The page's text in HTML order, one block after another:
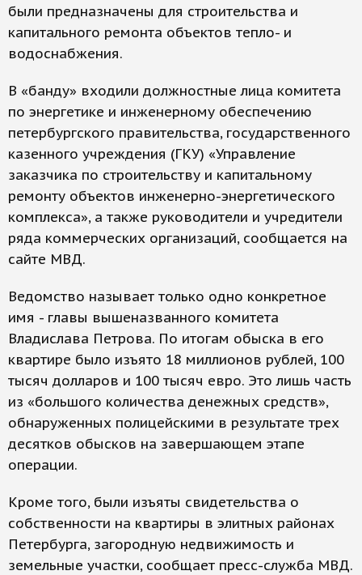
были предназначены для строительства и
капитального ремонта объектов тепло- и
водоснабжения.
В «банду» входили должностные лица комитета
по энергетике и инженерному обеспечению
петербургского правительства, государственного
казенного учреждения (ГКУ) «Управление
заказчика по строительству и капитальному
ремонту объектов инженерно-энергетического
комплекса», а также руководители и учредители
ряда коммерческих организаций, сообщается на
сайте МВД.
Ведомство называет только одно конкретное
имя - главы вышеназванного комитета
Владислава Петрова. По итогам обыска в его
квартире было изъято 18 миллионов рублей, 100
тысяч долларов и 100 тысяч евро. Это лишь часть
из «большого количества денежных средств»,
обнаруженных полицейскими в результате трех
десятков обысков на завершающем этапе
операции.
Кроме того, были изъяты свидетельства о
собственности на квартиры в элитных районах
Петербурга, загородную недвижимость и
земельные участки, сообщает пресс-служба МВД.